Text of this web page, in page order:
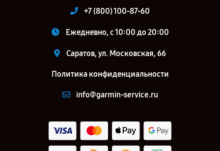
+7 (800) 100-87-60
Ежедневно, с 10:00 до 20:00
Саратов, ул. Московская, 66
Политика конфиденциальности
info@garmin-service.ru